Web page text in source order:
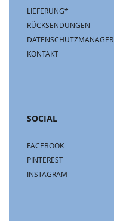
LIEFERUNG*
RÜCKSENDUNGEN
DATENSCHUTZMANAGER
KONTAKT
SOCIAL
FACEBOOK
PINTEREST
INSTAGRAM